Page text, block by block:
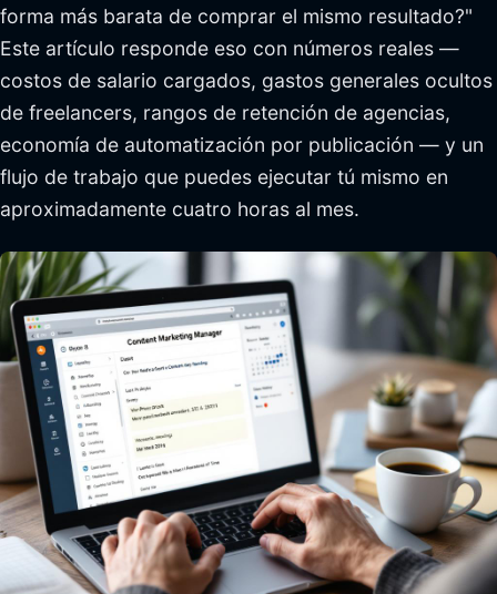
forma más barata de comprar el mismo resultado?"
Este artículo responde eso con números reales —
costos de salario cargados, gastos generales ocultos
de freelancers, rangos de retención de agencias,
economía de automatización por publicación — y un
flujo de trabajo que puedes ejecutar tú mismo en
aproximadamente cuatro horas al mes.